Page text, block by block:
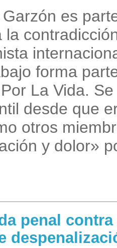
es
la
forma
La Vida.
desde que
otros
y dolor»
penal